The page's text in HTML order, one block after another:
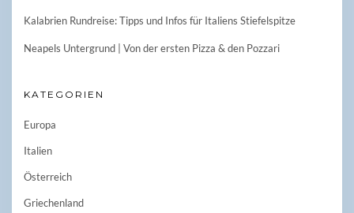
Kalabrien Rundreise: Tipps und Infos für Italiens Stiefelspitze
Neapels Untergrund | Von der ersten Pizza & den Pozzari
KATEGORIEN
Europa
Italien
Österreich
Griechenland